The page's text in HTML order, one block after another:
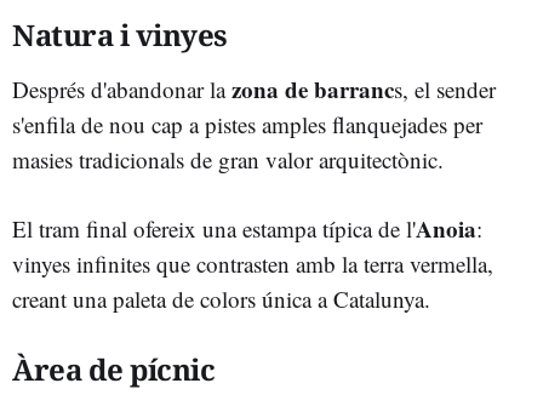
Natura i vinyes
Després d'abandonar lazona de barrancs, el sender
s'enfila de nou cap a pistes amples flanquejades per
masies tradicionals de gran valor arquitectònic.
El tram final ofereix una estampa típica de l'Anoia:
vinyes infinites que contrasten amb la terra vermella,
creant una paleta de colors única a Catalunya.
Àrea de pícnic